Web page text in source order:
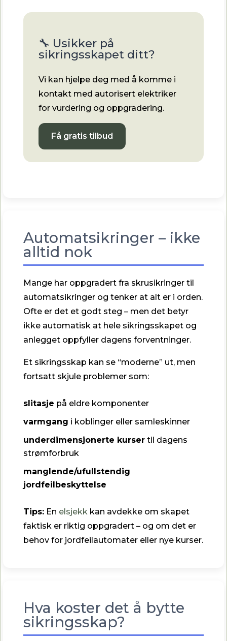
🔧 Usikker på
sikringsskapet ditt?
Vi kan hjelpe deg med å komme i
kontakt med autorisert elektriker
for vurdering og oppgradering.
Få gratis tilbud
Automatsikringer – ikke
alltid nok
Mange har oppgradert fra skrusikringer til
automatsikringer og tenker at alt er i orden.
Ofte er det et godt steg – men det betyr
ikke automatisk at hele sikringsskapet og
anlegget oppfyller dagens forventninger.
Et sikringsskap kan se “moderne” ut, men
fortsatt skjule problemer som:
slitasje på eldre komponenter
varmgang i koblinger eller samleskinner
underdimensjonerte kurser til dagens
strømforbruk
manglende/ufullstendig
jordfeilbeskyttelse
Tips: En elsjekk kan avdekke om skapet
faktisk er riktig oppgradert – og om det er
behov for jordfeilautomater eller nye kurser.
Hva koster det å bytte
sikringsskap?